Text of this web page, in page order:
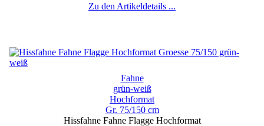
Zu den Artikeldetails ...
Fahne
grün-weiß
Hochformat
Gr. 75/150 cm
Hissfahne Fahne Flagge Hochformat